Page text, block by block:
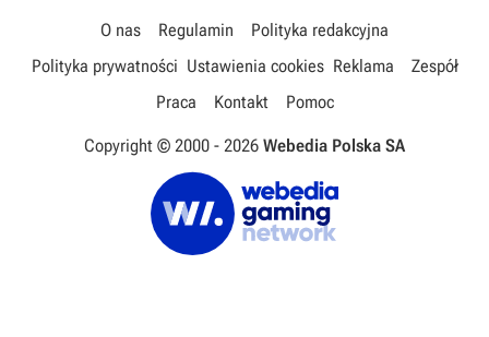
O nas Regulamin
Polityka redakcyjna
Polityka prywatności Ustawienia cookies Reklama
Zespół
Praca
Kontakt Pomoc
Copyright © 2000 - 2026 Webedia Polska SA